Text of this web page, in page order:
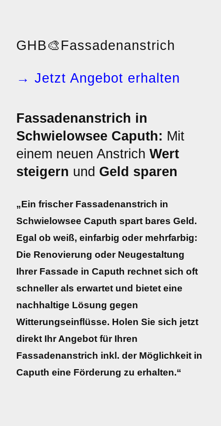
GHB🎨 Fassadenanstrich
→ Jetzt Angebot erhalten
Fassadenanstrich in
Schwielowsee Caputh: Mit
einem neuen Anstrich Wert
steigern und Geld sparen
„Ein frischer Fassadenanstrich in
Schwielowsee Caputh spart bares Geld.
Egal ob weiß, einfarbig oder mehrfarbig:
Die Renovierung oder Neugestaltung
Ihrer Fassade in Caputh rechnet sich oft
schneller als erwartet und bietet eine
nachhaltige Lösung gegen
Witterungseinflüsse. Holen Sie sich jetzt
direkt Ihr Angebot für Ihren
Fassadenanstrich inkl. der Möglichkeit in
Caputh eine Förderung zu erhalten.“